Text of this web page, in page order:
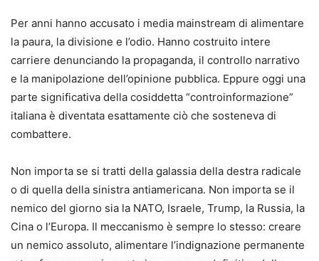
Per anni hanno accusato i media mainstream di alimentare
la paura, la divisione e l’odio. Hanno costruito intere
carriere denunciando la propaganda, il controllo narrativo
e la manipolazione dell’opinione pubblica. Eppure oggi una
parte significativa della cosiddetta “controinformazione”
italiana è diventata esattamente ciò che sosteneva di
combattere.
Non importa se si tratti della galassia della destra radicale
o di quella della sinistra antiamericana. Non importa se il
nemico del giorno sia la NATO, Israele, Trump, la Russia, la
Cina o l’Europa. Il meccanismo è sempre lo stesso: creare
un nemico assoluto, alimentare l’indignazione permanente